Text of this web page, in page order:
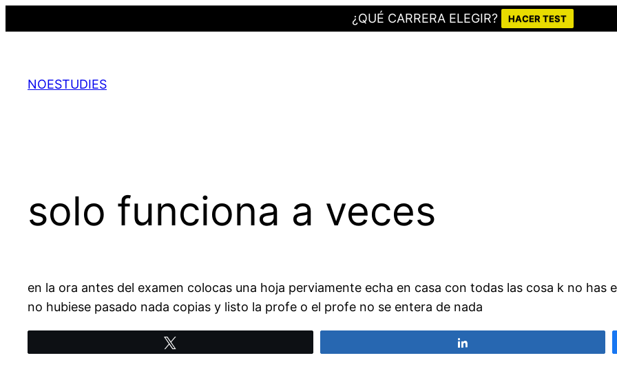
¿QUÉ CARRERA ELEGIR? HACER TEST
contenido
NOESTUDIES
solo funciona a veces
en la ora antes del examen colocas una hoja perviamente echa en casa con todas las cosa k no has
no hubiese pasado nada copias y listo la profe o el profe no se entera de nada